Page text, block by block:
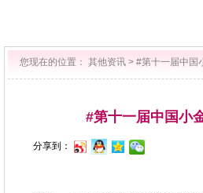
您现在的位置： 其他资讯 > #第十一届中国
#第十一届中国小
分享到：